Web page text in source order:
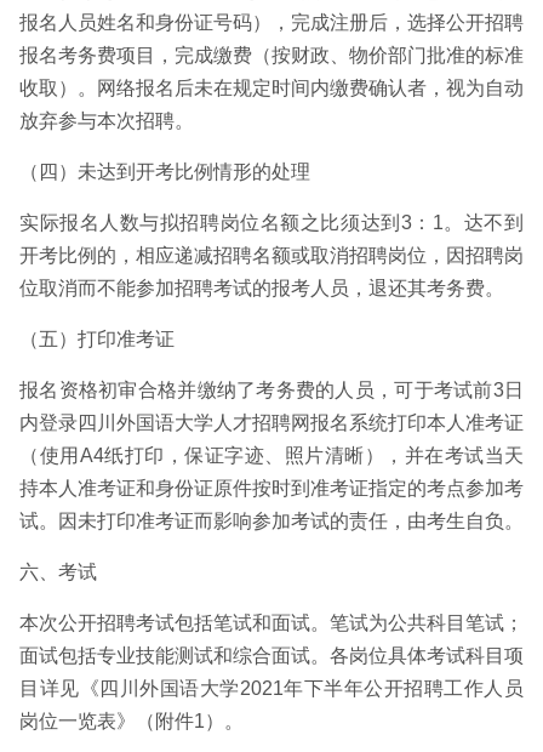
报名人员姓名和身份证号码），完成注册后，选择公开招聘
报名考务费项目，完成缴费（按财政、物价部门批准的标准
收取）。网络报名后未在规定时间内缴费确认者，视为自动
放弃参与本次招聘。
（四）未达到开考比例情形的处理
实际报名人数与拟招聘岗位名额之比须达到3：1。达不到
开考比例的，相应递减招聘名额或取消招聘岗位，因招聘岗
位取消而不能参加招聘考试的报考人员，退还其考务费。
（五）打印准考证
报名资格初审合格并缴纳了考务费的人员，可于考试前3日
内登录四川外国语大学人才招聘网报名系统打印本人准考证
（使用A4纸打印，保证字迹、照片清晰），并在考试当天
持本人准考证和身份证原件按时到准考证指定的考点参加考
试。因未打印准考证而影响参加考试的责任，由考生自负。
六、考试
本次公开招聘考试包括笔试和面试。笔试为公共科目笔试；
面试包括专业技能测试和综合面试。各岗位具体考试科目项
目详见《四川外国语大学2021年下半年公开招聘工作人员
岗位一览表》（附件1）。